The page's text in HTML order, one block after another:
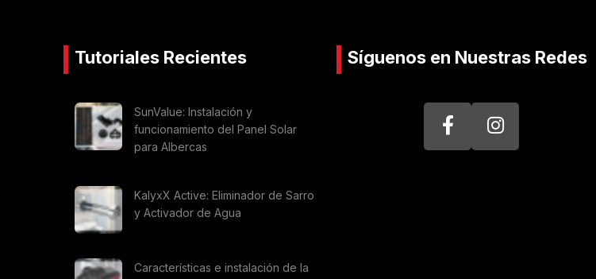
Tutoriales Recientes
SunValue: Instalación y
funcionamiento del Panel Solar
para Albercas
KalyxX Active: Eliminador de Sarro
y Activador de Agua
Características e instalación de la
Síguenos en Nuestras Redes